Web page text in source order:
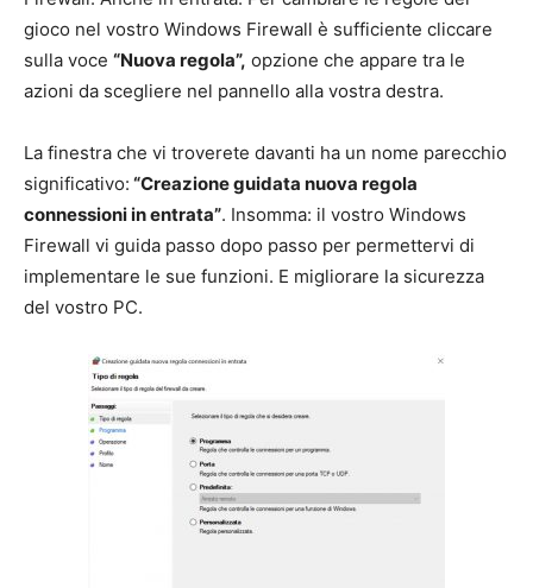
gioco nel vostro Windows Firewall è sufficiente cliccare
sulla voce “Nuova regola”, opzione che appare tra le
azioni da scegliere nel pannello alla vostra destra.
La finestra che vi troverete davanti ha un nome parecchio
significativo: “Creazione guidata nuova regola
connessioni in entrata”. Insomma: il vostro Windows
Firewall vi guida passo dopo passo per permettervi di
implementare le sue funzioni. E migliorare la sicurezza
del vostro PC.